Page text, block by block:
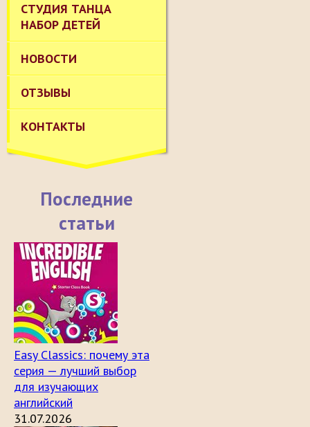
СТУДИЯ ТАНЦА
НАБОР ДЕТЕЙ
НОВОСТИ
ОТЗЫВЫ
КОНТАКТЫ
Последние
статьи
Easy Classics: почему эта
серия — лучший выбор
для изучающих
английский
31.07.2026